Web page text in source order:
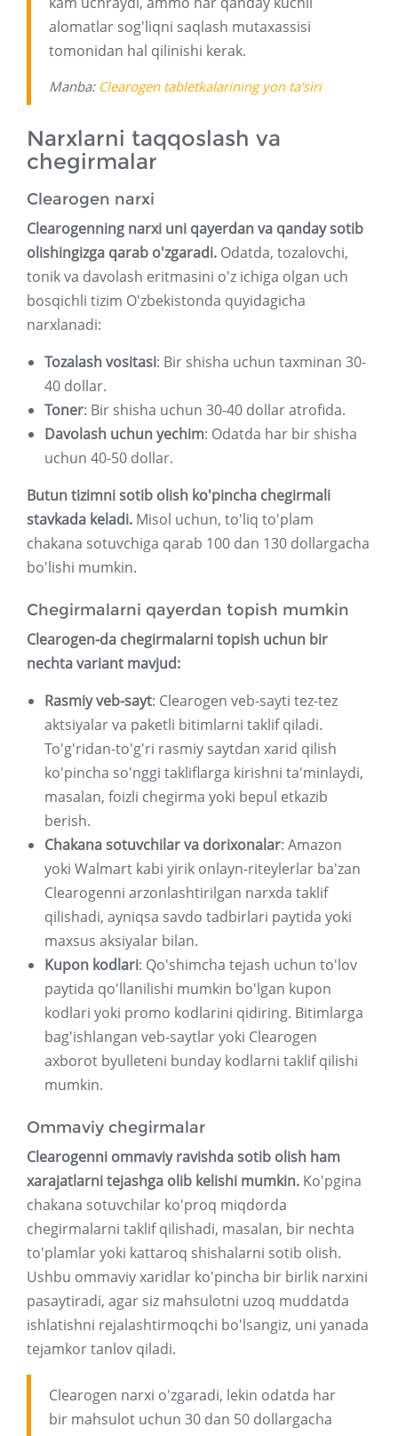
alomatlar sog'liqni saqlash mutaxassisi
tomonidan hal qilinishi kerak.
Manba: Clearogen tabletkalarining yon ta'siri
Narxlarni taqqoslash va
chegirmalar
Clearogen narxi
Clearogenning narxi uni qayerdan va qanday sotib
olishingizga qarab o'zgaradi. Odatda, tozalovchi,
tonik va davolash eritmasini o'z ichiga olgan uch
bosqichli tizim O'zbekistonda quyidagicha
narxlanadi:
Tozalash vositasi: Bir shisha uchun taxminan 30-
40 dollar.
Toner: Bir shisha uchun 30-40 dollar atrofida.
Davolash uchun yechim: Odatda har bir shisha
uchun 40-50 dollar.
Butun tizimni sotib olish ko'pincha chegirmali
stavkada keladi. Misol uchun, to'liq to'plam
chakana sotuvchiga qarab 100 dan 130 dollargacha
bo'lishi mumkin.
Chegirmalarni qayerdan topish mumkin
Clearogen-da chegirmalarni topish uchun bir
nechta variant mavjud:
Rasmiy veb-sayt: Clearogen veb-sayti tez-tez
aktsiyalar va paketli bitimlarni taklif qiladi.
To'g'ridan-to'g'ri rasmiy saytdan xarid qilish
ko'pincha so'nggi takliflarga kirishni ta'minlaydi,
masalan, foizli chegirma yoki bepul etkazib
berish.
Chakana sotuvchilar va dorixonalar: Amazon
yoki Walmart kabi yirik onlayn-riteylerlar ba'zan
Clearogenni arzonlashtirilgan narxda taklif
qilishadi, ayniqsa savdo tadbirlari paytida yoki
maxsus aksiyalar bilan.
Kupon kodlari: Qo'shimcha tejash uchun to'lov
paytida qo'llanilishi mumkin bo'lgan kupon
kodlari yoki promo kodlarini qidiring. Bitimlarga
bag'ishlangan veb-saytlar yoki Clearogen
axborot byulleteni bunday kodlarni taklif qilishi
mumkin.
Ommaviy chegirmalar
Clearogenni ommaviy ravishda sotib olish ham
xarajatlarni tejashga olib kelishi mumkin. Ko'pgina
chakana sotuvchilar ko'proq miqdorda
chegirmalarni taklif qilishadi, masalan, bir nechta
to'plamlar yoki kattaroq shishalarni sotib olish.
Ushbu ommaviy xaridlar ko'pincha bir birlik narxini
pasaytiradi, agar siz mahsulotni uzoq muddatda
ishlatishni rejalashtirmoqchi bo'lsangiz, uni yanada
tejamkor tanlov qiladi.
Clearogen narxi o'zgaradi, lekin odatda har
bir mahsulot uchun 30 dan 50 dollargacha